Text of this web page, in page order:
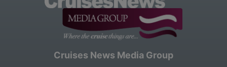
Cruises News Media Group